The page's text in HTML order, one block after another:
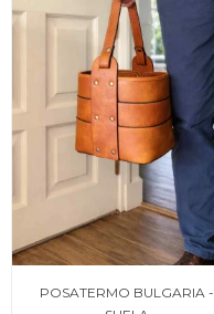
POSATERMO BULGARIA -